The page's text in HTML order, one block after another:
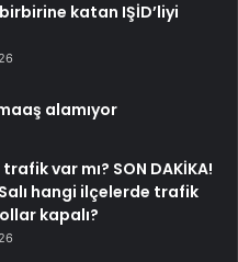
katan IŞİD’liyi
alamıyor
var mı? SON DAKİKA!
hangi ilçelerde trafik
kapalı?